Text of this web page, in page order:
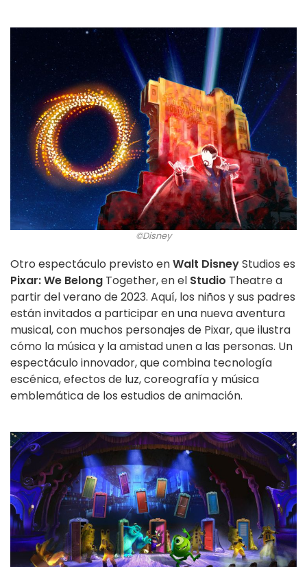
©Disney
Otro espectáculo previsto enWalt DisneyStudios es
Pixar: We Belong Together, en el Studio Theatre a
partir del verano de 2023. Aquí, los niños y sus padres
están invitados a participar en una nueva aventura
musical, con muchos personajes de Pixar, que ilustra
cómo la música y la amistad unen a las personas. Un
espectáculo innovador, que combina tecnología
escénica, efectos de luz, coreografía y música
emblemática de los estudios de animación.